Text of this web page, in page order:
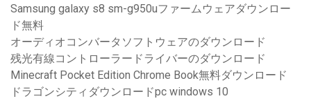
Samsung galaxy s8 sm-g950uファームウェアダウンロー
ド無料
オーディオコンバータソフトウェアのダウンロード
残光有線コントローラードライバーのダウンロード
Minecraft Pocket Edition Chrome Book無料ダウンロード
ドラゴンシティダウンロードpc windows 10